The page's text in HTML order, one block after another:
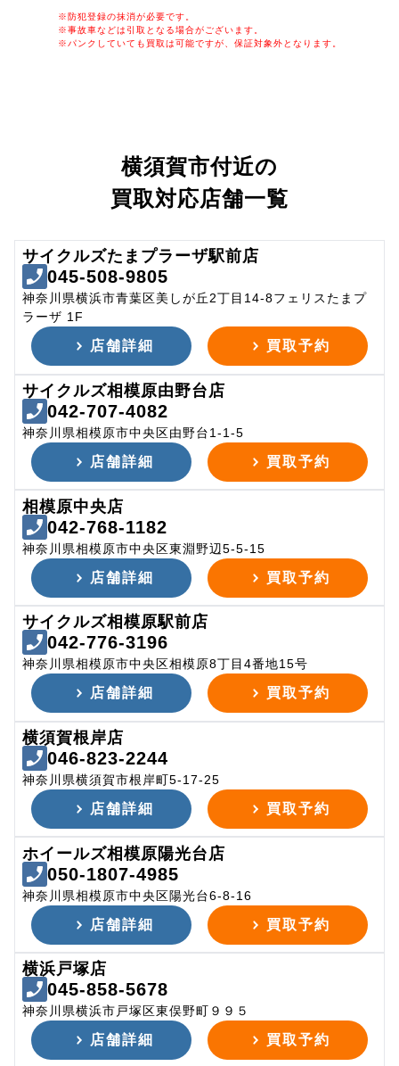
※防犯登録の抹消が必要です。
※事故車などは引取となる場合がございます。
※パンクしていても買取は可能ですが、保証対象外となります。
横須賀市付近の
買取対応店舗一覧
サイクルズたまプラーザ駅前店
045-508-9805
神奈川県横浜市青葉区美しが丘2丁目14-8フェリスたまプ
ラーザ 1F
店舗詳細 買取予約
サイクルズ相模原由野台店
042-707-4082
神奈川県相模原市中央区由野台1-1-5
店舗詳細 買取予約
相模原中央店
042-768-1182
神奈川県相模原市中央区東淵野辺5-5-15
店舗詳細 買取予約
サイクルズ相模原駅前店
042-776-3196
神奈川県相模原市中央区相模原8丁目4番地15号
店舗詳細 買取予約
横須賀根岸店
046-823-2244
神奈川県横須賀市根岸町5-17-25
店舗詳細 買取予約
ホイールズ相模原陽光台店
050-1807-4985
神奈川県相模原市中央区陽光台6-8-16
店舗詳細 買取予約
横浜戸塚店
045-858-5678
神奈川県横浜市戸塚区東俣野町９９５
店舗詳細 買取予約